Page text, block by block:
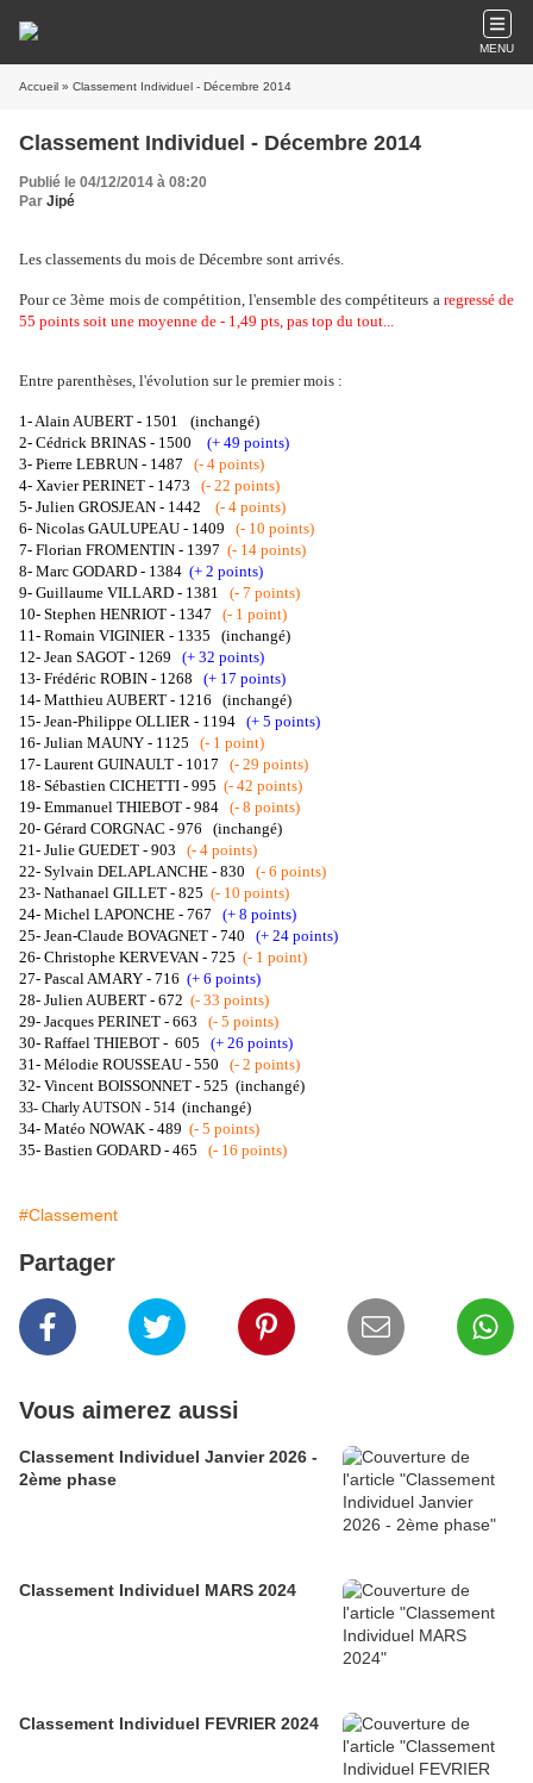
MENU
Accueil » Classement Individuel - Décembre 2014
Classement Individuel - Décembre 2014
Publié le 04/12/2014 à 08:20
Par Jipé
Les classements du mois de Décembre sont arrivés.
Pour ce 3ème mois de compétition, l'ensemble des compétiteurs a regressé de
55 points soit une moyenne de - 1,49 pts, pas top du tout...
Entre parenthèses, l'évolution sur le premier mois :
1- Alain AUBERT - 1501
(inchangé)
2- Cédrick BRINAS - 1500
(+ 49 points)
3- Pierre LEBRUN - 1487 (- 4 points)
4- Xavier PERINET - 1473 (- 22 points)
5- Julien GROSJEAN - 1442
(- 4 points)
6- Nicolas GAULUPEAU - 1409
(- 10 points)
7- Florian FROMENTIN - 1397 (- 14 points)
8- Marc GODARD - 1384 (+ 2 points)
9- Guillaume VILLARD - 1381 (- 7 points)
10- Stephen HENRIOT - 1347 (- 1 point)
11- Romain VIGINIER - 1335 (inchangé)
12- Jean SAGOT - 1269
(+ 32 points)
13- Frédéric ROBIN - 1268 (+ 17 points)
14- Matthieu AUBERT - 1216 (inchangé)
15- Jean-Philippe OLLIER - 1194 (+ 5 points)
16- Julian MAUNY - 1125
(- 1 point)
17- Laurent GUINAULT - 1017 (- 29 points)
18- Sébastien CICHETTI - 995 (- 42 points)
19- Emmanuel THIEBOT - 984 (- 8 points)
20- Gérard CORGNAC - 976 (inchangé)
21- Julie GUEDET - 903 (- 4 points)
22- Sylvain DELAPLANCHE - 830 (- 6 points)
23- Nathanael GILLET - 825 (- 10 points)
24- Michel LAPONCHE - 767 (+ 8 points)
25- Jean-Claude BOVAGNET - 740 (+ 24 points)
26- Christophe KERVEVAN - 725 (- 1 point)
27- Pascal AMARY - 716 (+ 6 points)
28- Julien AUBERT - 672 (- 33 points)
29- Jacques PERINET - 663 (- 5 points)
30- Raffael THIEBOT - 605 (+ 26 points)
31- Mélodie ROUSSEAU - 550 (- 2 points)
32- Vincent BOISSONNET - 525 (inchangé)
33- Charly AUTSON - 514 (inchangé)
34- Matéo NOWAK - 489 (- 5 points)
35- Bastien GODARD - 465 (- 16 points)
#Classement
Partager
Vous aimerez aussi
Classement Individuel Janvier 2026 -
2ème phase
Classement Individuel MARS 2024
Classement Individuel FEVRIER 2024